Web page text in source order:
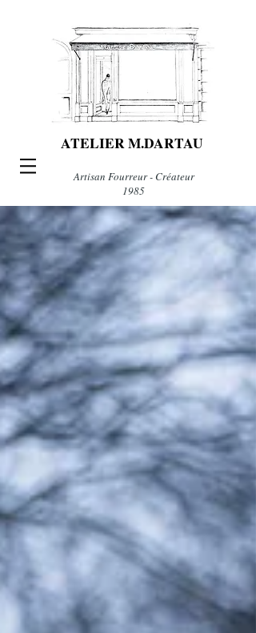
Artisan Fourreur - Créateur
1985
ATELIER M.DARTAU